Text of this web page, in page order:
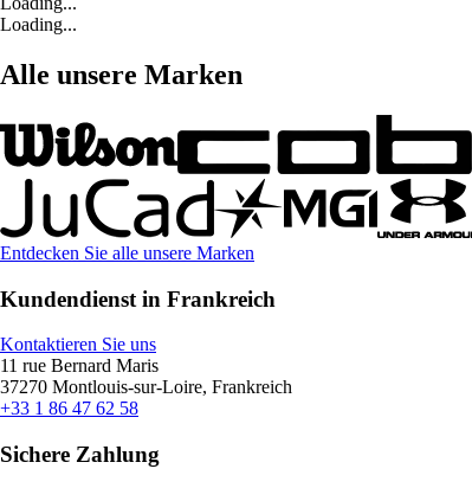
Loading...
Alle unsere Marken
Entdecken Sie alle unsere Marken
Kundendienst in Frankreich
Kontaktieren Sie uns
11 rue Bernard Maris
37270 Montlouis-sur-Loire, Frankreich
+33 1 86 47 62 58
Sichere Zahlung